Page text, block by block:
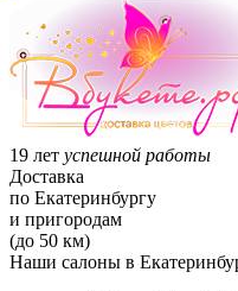
19 лет успешной работы
Доставка
по Екатеринбургу
и пригородам
(до 50 км)
Наши салоны в